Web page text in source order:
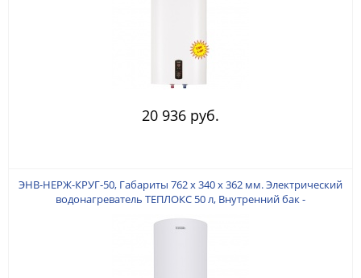
20 936 руб.
ЭНВ-НЕРЖ-КРУГ-50, Габариты 762 х 340 х 362 мм. Электрический
водонагреватель ТЕПЛОКС 50 л, Внутренний бак -
Комплекте.